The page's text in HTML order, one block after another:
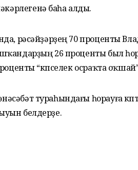
баһа алды.
рәсәйҙәрҙең 70 проценты
26 проценты был
“күпселек осраҡта
тураһындағы һорауға
белдерҙе.